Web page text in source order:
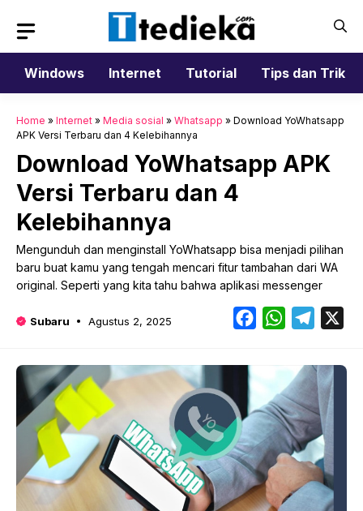
isi
Windows
Internet Tutorial Tips dan Trik
Home » Internet » Media sosial » Whatsapp » Download YoWhatsapp
APK Versi Terbaru dan 4 Kelebihannya
Download YoWhatsapp APK
Versi Terbaru dan 4
Kelebihannya
Mengunduh dan menginstall YoWhatsapp bisa menjadi pilihan
baru buat kamu yang tengah mencari fitur tambahan dari WA
original. Seperti yang kita tahu bahwa aplikasi messenger
Subaru Agustus 2, 2025 FacebookWhatsApp